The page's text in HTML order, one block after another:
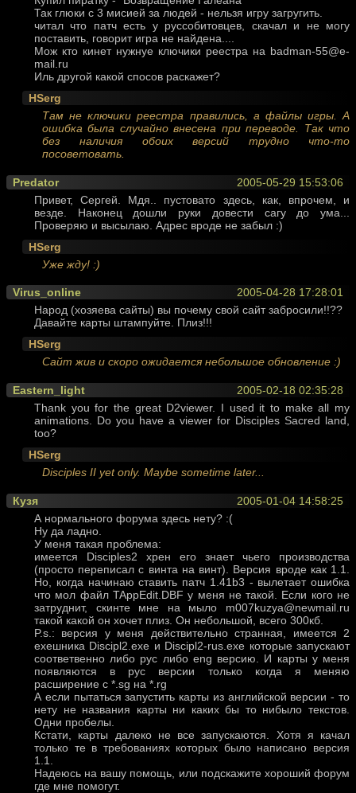
Так глюки с 3 мисией за людей - нельзя игру загругить.
читал что патч есть у руссобитовцев, скачал и не могу
поставить, говорит игра не найдена....
Мож кто кинет нужнуе ключики реестра на badman-55@e-
mail.ru
Иль другой какой спосов раскажет?
HSerg
Там не ключики реестра правились, а файлы игры. А
ошибка была случайно внесена при переводе. Так что
без наличия обоих версий трудно что-то
посоветовать.
2005-05-29 15:53:06
Predator
Привет, Сергей. Мдя.. пустовато здесь, как, впрочем, и
везде. Наконец дошли руки довести сагу до ума...
Проверяю и высылаю. Адрес вроде не забыл :)
HSerg
Уже жду! :)
2005-04-28 17:28:01
Virus_online
Народ (хозяева сайты) вы почему свой сайт забросили!!??
Давайте карты штампуйте. Плиз!!!
HSerg
Сайт жив и скоро ожидается небольшое обновление :)
2005-02-18 02:35:28
Eastern_light
Thank you for the great D2viewer. I used it to make all my
animations. Do you have a viewer for Disciples Sacred land,
too?
HSerg
Disciples II yet only. Maybe sometime later...
2005-01-04 14:58:25
Кузя
А нормального форума здесь нету? :(
Ну да ладно.
У меня такая проблема:
имеется Disciples2 хрен его знает чьего производства
(просто переписал с винта на винт). Версия вроде как 1.1.
Но, когда начинаю ставить патч 1.41b3 - вылетает ошибка
что мол файл TAppEdit.DBF у меня не такой. Если кого не
затруднит, скинте мне на мыло m007kuzya@newmail.ru
такой какой он хочет плиз. Он небольшой, всего 300кб.
P.s.: версия у меня действительно странная, имеется 2
exeшника Discipl2.exe и Discipl2-rus.exe которые запускают
соответвенно либо рус либо eng версию. И карты у меня
появляются в рус версии только когда я меняю
расширение с *.sg на *.rg
А если пытаться запустить карты из английской версии - то
нету не названия карты ни каких бы то нибыло текстов.
Одни пробелы.
Кстати, карты далеко не все запускаются. Хотя я качал
только те в требованиях которых было написано версия
1.1.
Надеюсь на вашу помощь, или подскажите хороший форум
где мне помогут.